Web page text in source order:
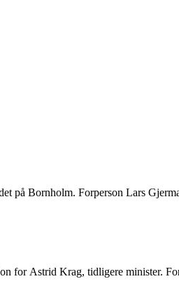
på Bornholm. Forperson Lars
for Astrid Krag, tidligere minister.